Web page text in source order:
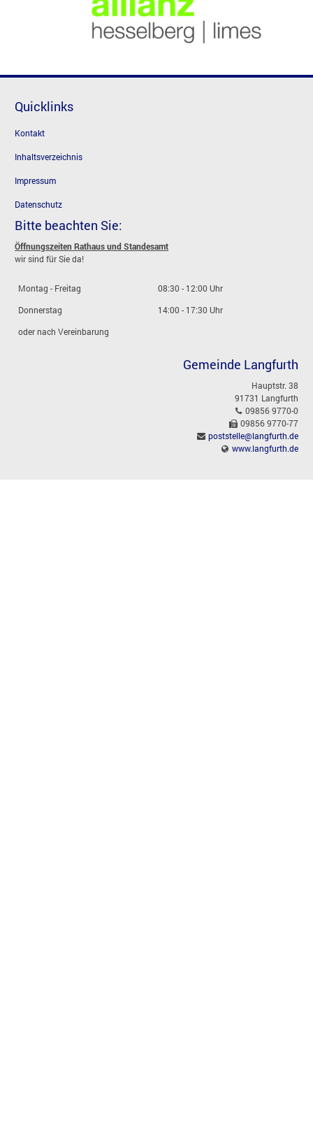
Quicklinks
Kontakt
Inhaltsverzeichnis
Impressum
Datenschutz
Bitte beachten Sie:
Öffnungszeiten Rathaus und Standesamt
wir sind für Sie da!
Montag - Freitag
08:30 - 12:00 Uhr
Donnerstag
14:00 - 17:30 Uhr
oder nach Vereinbarung
Gemeinde Langfurth
Hauptstr. 38
91731 Langfurth
09856 9770-0
09856 9770-77
poststelle@langfurth.de
www.langfurth.de